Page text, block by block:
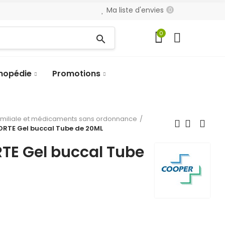
Ma liste d'envies 0
search 0
Promotions
et médicaments sans ordonnance
Gel buccal Tube de 20ML
Gel buccal Tube